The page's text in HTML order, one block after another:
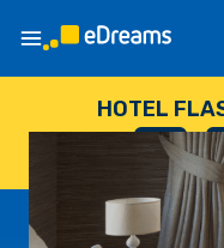
HOTEL
--
DIAS
: